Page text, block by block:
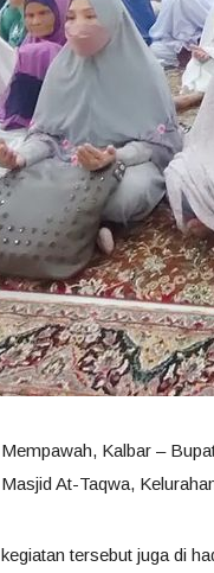
Mempawah, Kalbar –
Masjid At-Taqwa,
kegiatan tersebut juga di